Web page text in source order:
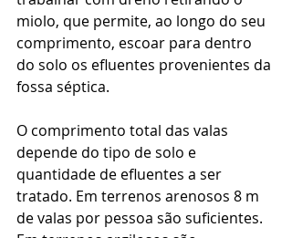
miolo, que permite, ao longo do seu
comprimento, escoar para dentro
do solo os efluentes provenientes da
fossa séptica.
O comprimento total das valas
depende do tipo de solo e
quantidade de efluentes a ser
tratado. Em terrenos arenosos 8 m
de valas por pessoa são suficientes.